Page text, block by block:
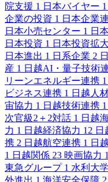
院支援 1 日本バイヤー 1
企業の投資 1 日本企業
日本小売センター 1 日
日本投資 1 日本投資拡大
日本進出 1 日系企業 2
産 1 日越AI・量子技術
リーンエネルギー連携 1
ビジネス連携 1 日越人
宙協力 1 日越技術連携 1
次官級2＋2対話 1 日越
力 1 日越経済協力 12 日
携 2 日越航空連携 1 日
1 日越関係 23 映画協力 1
東急グループ 1 水利大学